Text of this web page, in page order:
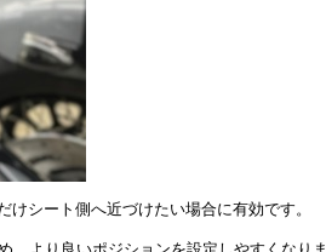
シート側へ近づけたい場合に有効です。